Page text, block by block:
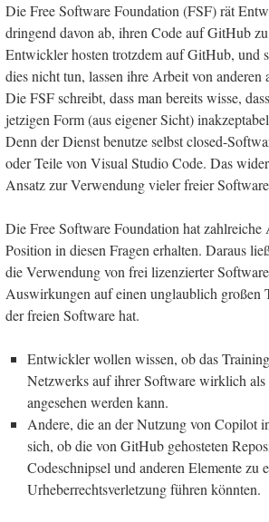
Die Free Software Foundation (FSF) rät
dringend davon ab, ihren Code auf GitHub
Entwickler hosten trotzdem auf GitHub, und
dies nicht tun, lassen ihre Arbeit von
Die FSF schreibt, dass man bereits wisse,
jetzigen Form (aus eigener Sicht)
Denn der Dienst benutze selbst closed-
oder Teile von Visual Studio Code. Das
Ansatz zur Verwendung vieler freier
Die Free Software Foundation hat zahlreiche
Position in diesen Fragen erhalten. Daraus
die Verwendung von frei lizenzierter
Auswirkungen auf einen unglaublich großen
der freien Software hat.
Entwickler wollen wissen, ob das
Netzwerks auf ihrer Software wirklich
angesehen werden kann.
Andere, die an der Nutzung von Copilot
sich, ob die von GitHub gehosteten
Codeschnipsel und anderen Elemente zu
Urheberrechtsverletzung führen könnten.